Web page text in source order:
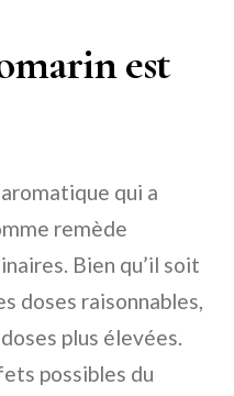
est
qui a
remède
Bien qu’il soit
doses raisonnables,
plus élevées.
possibles du